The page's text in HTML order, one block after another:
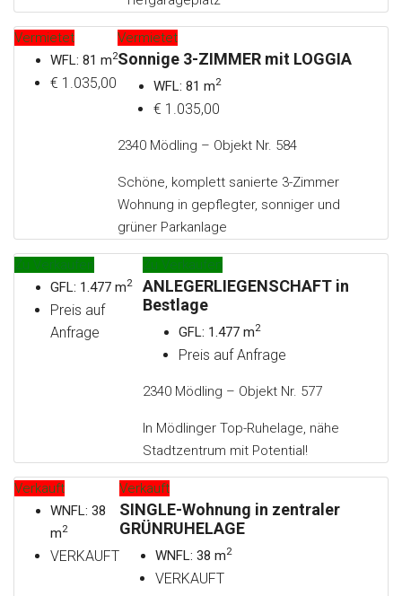
Vermietet
WFL: 81 m2
€ 1.035,00
Vermietet
Sonnige 3-ZIMMER mit LOGGIA
WFL: 81 m2
€ 1.035,00
2340 Mödling – Objekt Nr. 584
Schöne, komplett sanierte 3-Zimmer
Wohnung in gepflegter, sonniger und
grüner Parkanlage
Zu Verkaufen
GFL: 1.477 m2
Preis auf
Anfrage
Zu Verkaufen
ANLEGERLIEGENSCHAFT in
Bestlage
GFL: 1.477 m2
Preis auf Anfrage
2340 Mödling – Objekt Nr. 577
In Mödlinger Top-Ruhelage, nähe
Stadtzentrum mit Potential!
Verkauft
WNFL: 38
m2
VERKAUFT
Verkauft
SINGLE-Wohnung in zentraler
GRÜNRUHELAGE
WNFL: 38 m2
VERKAUFT